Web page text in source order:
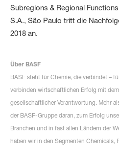
Subregions & Regional
S.A., São Paulo tritt die
2018 an.
Über BASF
BASF steht für Chemie, die verbindet –
verbinden wirtschaftlichen Erfolg mit
gesellschaftlicher Verantwortung. Mehr
der BASF-Gruppe daran, zum Erfolg
Branchen und in fast allen Ländern der
haben wir in den Segmenten Chemicals,